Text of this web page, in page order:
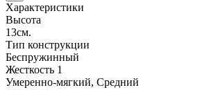
Характеристики
Высота
13см.
Тип конструкции
Беспружинный
Жесткость 1
Умеренно-мягкий, Средний